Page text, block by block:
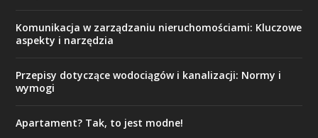
Komunikacja w zarządzaniu nieruchomościami: Kluczowe
aspekty i narzędzia
Przepisy dotyczące wodociągów i kanalizacji: Normy i
wymogi
Apartament? Tak, to jest modne!